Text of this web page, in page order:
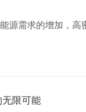
需求的增加，高
无限可能